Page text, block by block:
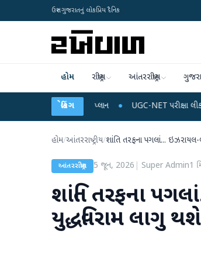
ઉત્તર ગુજરાતનું લોકપ્રિય દૈનિક
હોમ રાષ્ટ્રીય આંતરરાષ્ટ્રીય
બ્રેકિંગ
અને ડેટા પ્લાન ● UGC-NET પરીક્ષા લીકના આરોપો પર
હોમ/આંતરરાષ્ટ્રીય/શાંતિ તરફના પગલાં...
આંતરરાષ્ટ્રીય 5 જૂન, 2026 Super Admin1
શાંતિ તરફના
યુદ્ધવિરામ લાગુ થશે